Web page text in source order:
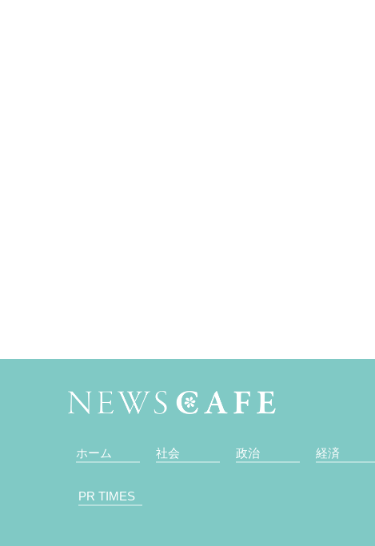
ホーム 社会 政治 経済
PR TIMES